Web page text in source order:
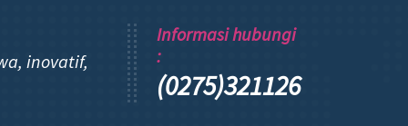
inovatif,
Informasi hubungi
:
(0275)321126